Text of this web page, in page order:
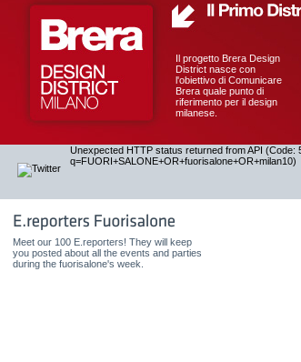
Il progetto Brera Design
District nasce con
l'obiettivo di Comunicare
Brera quale punto di
riferimento per il design
milanese.
Unexpected HTTP status returned from API
q=FUORI+SALONE+OR+fuorisalone+OR+milan10)
Meet our 100 E.reporters! They will keep
you posted about all the events and parties
during the fuorisalone's week.